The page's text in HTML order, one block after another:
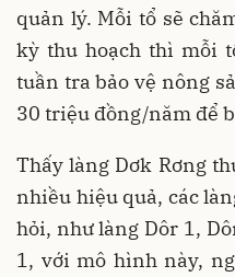
quản lý. Mỗi tổ sẽ
kỳ thu hoạch thì mỗi
tuần tra bảo vệ nông
30 triệu đồng/năm để
Thấy làng Dơk Rơng
nhiều hiệu quả, các
hỏi, như làng Dôr 1,
1, với mô hình này,